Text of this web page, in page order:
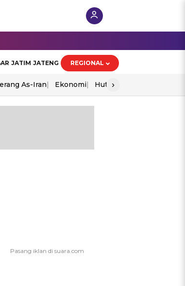
JATIM JATENG REGIONAL
As-Iran Ekonomi Hut Ri
›